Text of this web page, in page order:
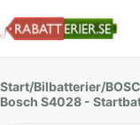
Start/Bilbatterier/
Bosch S4028 -